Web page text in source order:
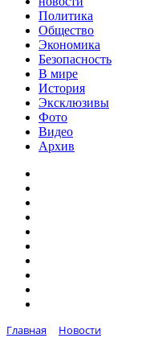
Политика
Общество
Экономика
Безопасность
В мире
История
Эксклюзивы
Фото
Видео
Архив
Главная
Новости